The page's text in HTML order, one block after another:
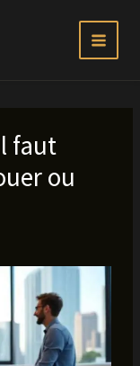
faut
ou